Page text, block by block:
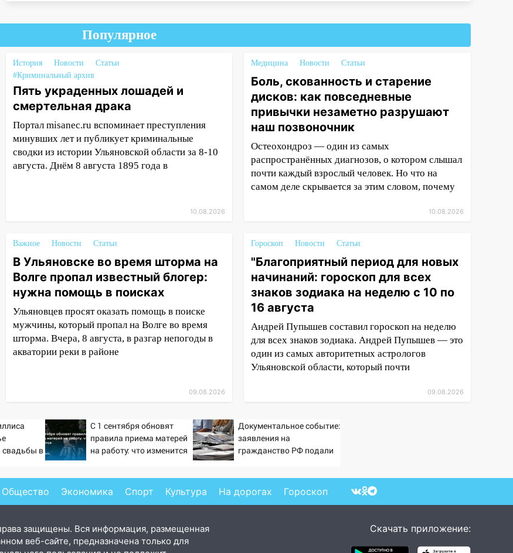
Популярное
История Новости
Статьи
#Криминальный архив
Пять украденных лошадей и
смертельная драка
Портал misanec.ru вспоминает преступления
минувших лет и публикует криминальные
сводки из истории Ульяновской области за 8-10
августа. Днём 8 августа 1895 года в
10.08.2026
Медицина Новости Статьи
Боль, скованность и старение
дисков: как повседневные
привычки незаметно разрушают
наш позвоночник
Остеохондроз — один из самых
распространённых диагнозов, о котором слышал
почти каждый взрослый человек. Но что на
самом деле скрывается за этим словом, почему
10.08.2026
Важное Новости Статьи
В Ульяновске во время шторма на
Волге пропал известный блогер:
нужна помощь в поисках
Ульяновцев просят оказать помощь в поиске
мужчины, который пропал на Волге во время
шторма. Вчера, 8 августа, в разгар непогоды в
акватории реки в районе
09.08.2026
Гороскоп Новости Статьи
"Благоприятный период для новых
начинаний: гороскоп для всех
знаков зодиака на неделю с 10 по
16 августа
Андрей Пупышев составил гороскоп на неделю
для всех знаков зодиака. Андрей Пупышев — это
один из самых авторитетных астрологов
Ульяновской области, который почти
09.08.2026
свадьбы в
С 1 сентября обновят
правила приема матерей
на работу: что изменится
Документальное событие:
заявления на
гражданство РФ подали
Общество Экономика Спорт Культура На дорогах Гороскоп
защищены. Вся информация, размещенная
веб-сайте, предназначена только для
Скачать приложение: